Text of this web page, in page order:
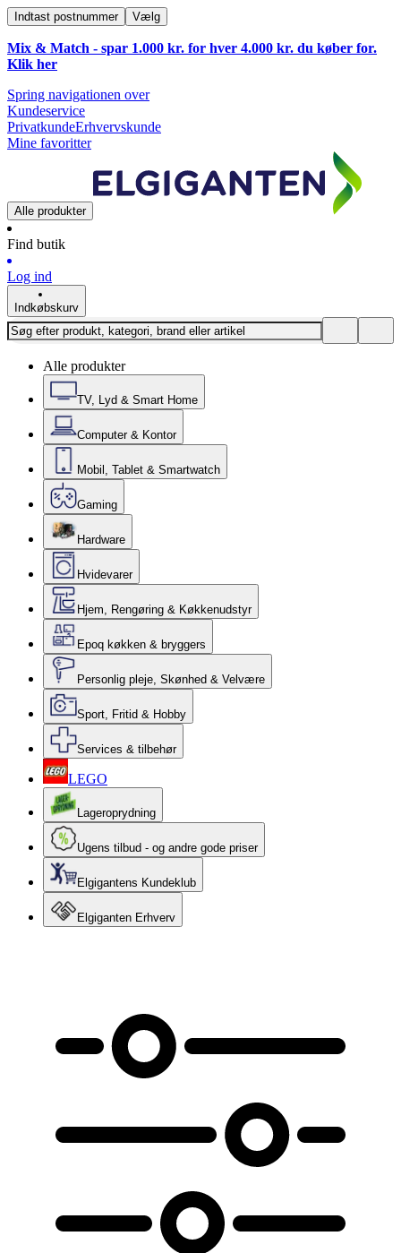
Indtast postnummer Vælg
Mix & Match - spar 1.000 kr. for hver 4.000 kr. du køber for.
Klik her
Spring navigationen over
Kundeservice
PrivatkundeErhvervskunde
Mine favoritter
Alle produkter
Find butik
Log ind
Indkøbskurv
Alle produkter
TV, Lyd & Smart Home
Computer & Kontor
Mobil, Tablet & Smartwatch
Gaming
Hardware
Hvidevarer
Hjem, Rengøring & Køkkenudstyr
Epoq køkken & bryggers
Personlig pleje, Skønhed & Velvære
Sport, Fritid & Hobby
Services & tilbehør
LEGO
Lageroprydning
Ugens tilbud - og andre gode priser
Elgigantens Kundeklub
Elgiganten Erhverv